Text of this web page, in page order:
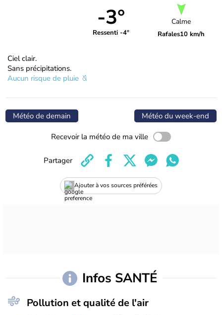
-3°
Ressenti -4°
Calme
Rafales10 km/h
Ciel clair.
Sans précipitations.
Aucun risque de pluie
Météo de demain Météo du week-end
Recevoir la météo de ma ville
Ajouter à vos sources préférées
Partager
Infos SANTÉ
Pollution et qualité de l'air